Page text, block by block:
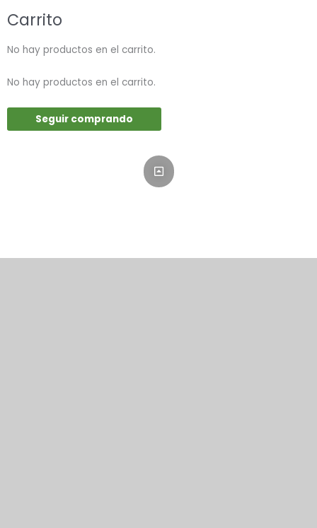
Carrito
No hay productos en el carrito.
No hay productos en el carrito.
Seguir comprando